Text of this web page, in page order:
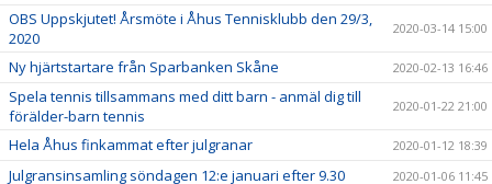
OBS Uppskjutet! Årsmöte i Åhus Tennisklubb den 29/3,
2020
2020-03-14 15:00
Ny hjärtstartare från Sparbanken Skåne 2020-02-13 16:46
Spela tennis tillsammans med ditt barn - anmäl dig till
förälder-barn tennis
2020-01-22 21:00
Hela Åhus finkammat efter julgranar 2020-01-12 18:39
Julgransinsamling söndagen 12:e januari efter 9.30 2020-01-06 11:45